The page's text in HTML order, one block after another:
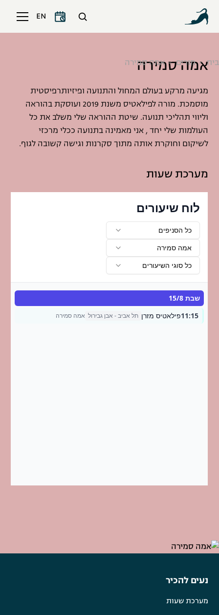
EN
בית מורים אמה סמירה
אמה סמירה
מגיעה מרקע בעולם המחול והתנועה ופיזיותרפיסטית
מוסמכת. מורה לפילאטיס משנת 2019 ועוסקת בהוראה
וליווי תהליכי תנועה. שיטת ההוראה שלי משלב את כל
העולמות שלי יחד , אני מאמינה בתנועה ככלי מרכזי
לשיקום וחוקרת אותה מתוך סקרנות וגישה קשובה לגוף.
מערכת שעות
נעים להכיר
מערכת שעות